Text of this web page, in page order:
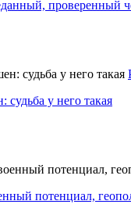
проверенный
у него такая
потенциал,